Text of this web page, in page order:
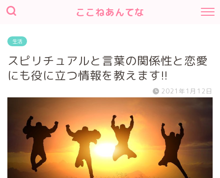
ここねあんてな
生活
スピリチュアルと言葉の関係性と恋愛
にも役に立つ情報を教えます!!
2021年1月12日